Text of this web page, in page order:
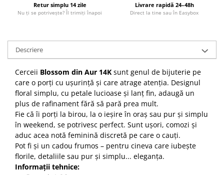
Retur simplu 14 zile
Nu ți se potrivește? Îl trimiți înapoi
Livrare rapidă 24–48h
Direct la tine sau în Easybox
Descriere
Cerceii Blossom din Aur 14K sunt genul de bijuterie pe
care o porți cu ușurință și care atrage atenția. Designul
floral simplu, cu petale lucioase și lanț fin, adaugă un
plus de rafinament fără să pară prea mult.
Fie că îi porți la birou, la o ieșire în oraș sau pur și simplu
în weekend, se potrivesc perfect. Sunt ușori, comozi și
aduc acea notă feminină discretă pe care o cauți.
Pot fi și un cadou frumos – pentru cineva care iubește
florile, detaliile sau pur și simplu... eleganța.
Informații tehnice: